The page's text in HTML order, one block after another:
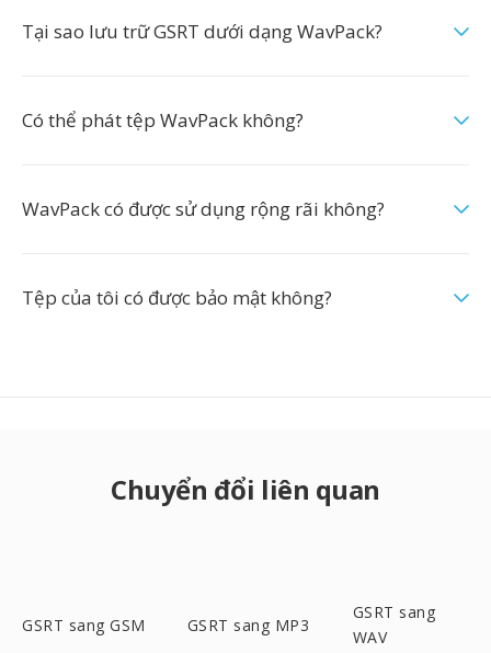
Tại sao lưu trữ GSRT dưới dạng WavPack?
Có thể phát tệp WavPack không?
WavPack có được sử dụng rộng rãi không?
Tệp của tôi có được bảo mật không?
Chuyển đổi liên quan
GSRT sang GSM GSRT sang MP3
GSRT sang
WAV